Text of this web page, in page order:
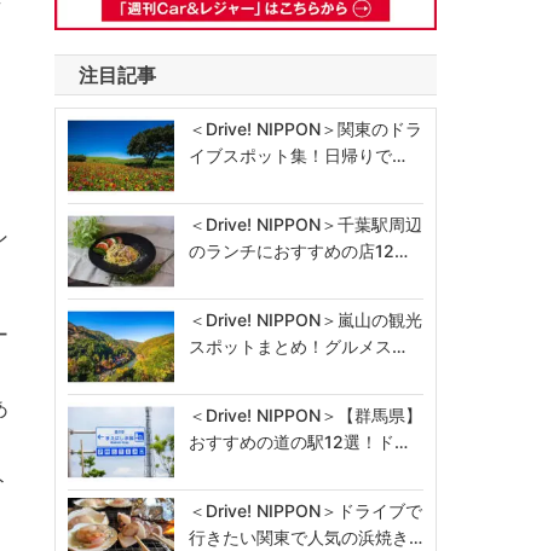
注目記事
＜Drive! NIPPON＞関東のドラ
イブスポット集！日帰りで…
＜Drive! NIPPON＞千葉駅周辺
のランチにおすすめの店12…
＜Drive! NIPPON＞嵐山の観光
スポットまとめ！グルメス…
＜Drive! NIPPON＞【群馬県】
おすすめの道の駅12選！ド…
＜Drive! NIPPON＞ドライブで
行きたい関東で人気の浜焼き…